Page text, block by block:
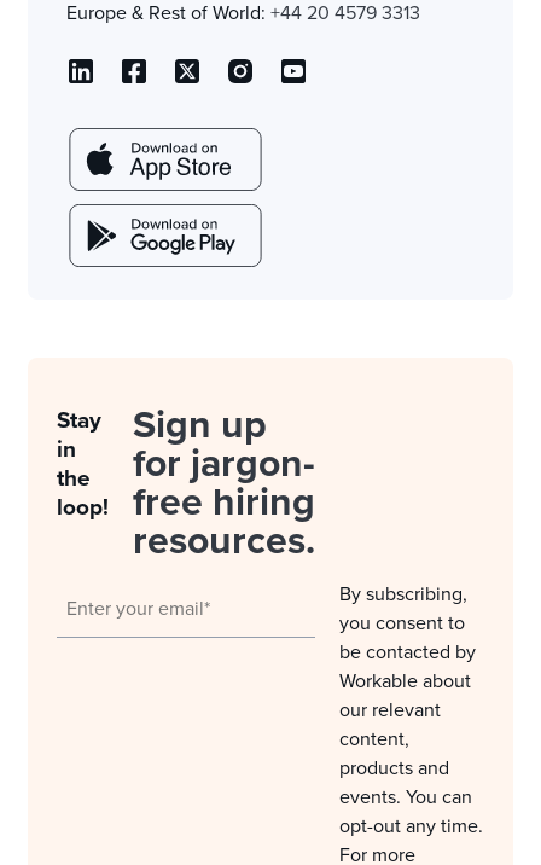
Europe & Rest of World: +44 20 4579 3313
Stay
in
the
loop!
Sign up
for jargon-
free hiring
resources.
By subscribing,
you consent to
be contacted by
Workable about
our relevant
content,
products and
events. You can
opt-out any time.
For more